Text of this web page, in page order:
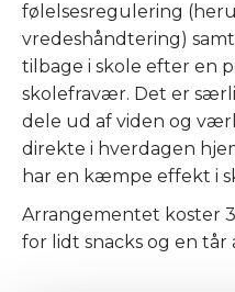
følelsesregulering
vredeshåndtering)
tilbage i skole efter en
skolefravær. Det er
dele ud af viden og
direkte i hverdagen
har en kæmpe effekt i
Arrangementet koster
for lidt snacks og en tår